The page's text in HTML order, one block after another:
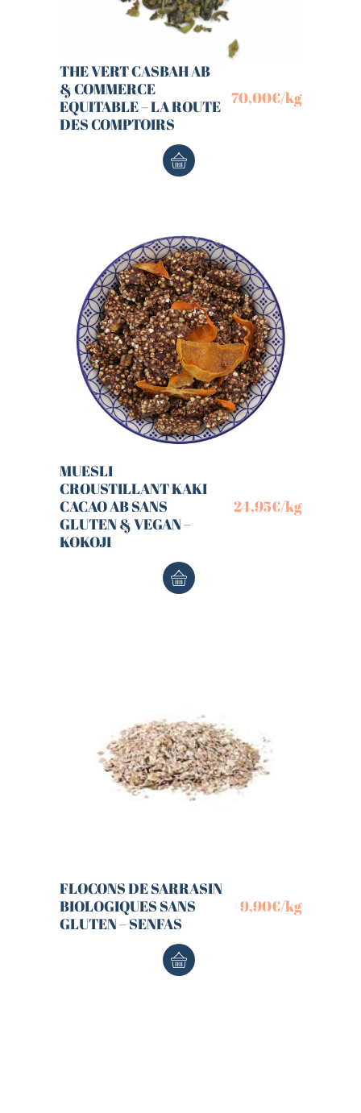
THE VERT CASBAH AB
& COMMERCE
EQUITABLE – LA ROUTE
DES COMPTOIRS
70,00€/kg
MUESLI
CROUSTILLANT KAKI
CACAO AB SANS
GLUTEN & VEGAN –
KOKOJI
24,95€/kg
FLOCONS DE SARRASIN
BIOLOGIQUES SANS
GLUTEN – SENFAS
9,90€/kg